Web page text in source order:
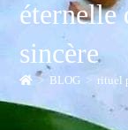
éternelle
sincère
> BLOG > rituel